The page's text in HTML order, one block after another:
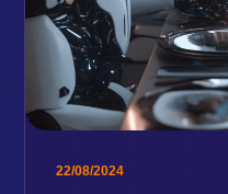
22/08/2024